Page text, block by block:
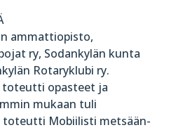
ammattiopisto,
ry, Sodankylän kunta
Rotaryklubi ry.
toteutti opasteet ja
mukaan tuli
toteutti Mobiilisti metsään-